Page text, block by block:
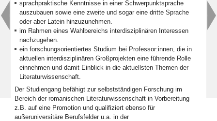
sprachpraktische Kenntnisse in einer Schwerpunktsprache
auszubauen sowie eine zweite und sogar eine dritte Sprache
oder aber Latein hinzuzunehmen.
im Rahmen eines Wahlbereichs interdisziplinären Interessen
nachzugehen.
ein forschungsorientiertes Studium bei Professor:innen, die in
aktuellen interdisziplinären Großprojekten eine führende Rolle
einnehmen und damit Einblick in die aktuellsten Themen der
Literaturwissenschaft.
Der Studiengang befähigt zur selbstständigen Forschung im
Bereich der romanischen Literaturwissenschaft in Vorbereitung
z.B. auf eine Promotion und qualifiziert ebenso für
außeruniversitäre Berufsfelder u.a. in der